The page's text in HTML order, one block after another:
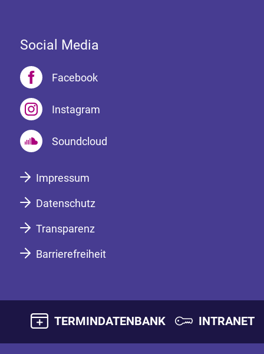
Social Media
Facebook
Instagram
Soundcloud
Impressum
Datenschutz
Transparenz
Barrierefreiheit
TERMINDATENBANK INTRANET